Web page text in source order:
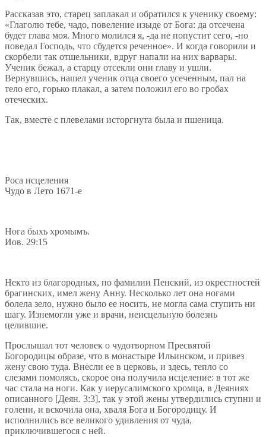
Рассказав это, старец заплакал и обратился к ученику своему:
«Глаголю тебе, чадо, повеление изыде от Бога: да отсечена
будет глава моя. Много молился я, -да не попустит сего, -но
поведал Господь, что сбудется реченное». И когда говорили и
скорбели так отшельники, вдруг напали на них варвары.
Ученик бежал, а старцу отсекли они главу и ушли.
Вернувшись, нашел ученик отца своего усеченным, пал на
тело его, горько плакал, а затем положил его во гробах
отеческих.
Так, вместе с плевелами исторгнута была и пшеница.
Роса исцеления
Чудо в Лето 1671-е
Нога быхъ хромымъ.
Иов. 29:15
Некто из благородных, по фамилии Пенский, из окрестностей
брагинских, имел жену Анну. Несколько лет она ногами
болела зело, нужно было ее носить, не могла сама ступить ни
шагу. Изнемогли уже и врачи, неисцельную болезнь
целившие.
Прослышал тот человек о чудотворном Пресвятой
Богородицы образе, что в монастыре Ильинском, и привез
жену свою туда. Внесли ее в церковь, и здесь, тепло со
слезами помолясь, скорое она получила исцеление: в тот же
час стала на ноги. Как у иерусалимского хромца, в Деяниях
описанного [Деян. 3:3], так у этой жены утвердились ступни и
голени, и вскочила она, хваля Бога и Богородицу. И
исполнились все великого удивления от чуда,
приключившегося с ней.